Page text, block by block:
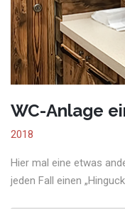
WC-Anlage
2018
Hier mal eine etwas
jeden Fall einen